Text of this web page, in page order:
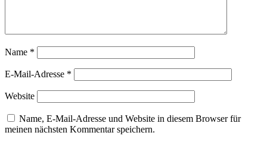
Name *
E-Mail-Adresse *
Website
Name, E-Mail-Adresse und Website in diesem Browser für
meinen nächsten Kommentar speichern.